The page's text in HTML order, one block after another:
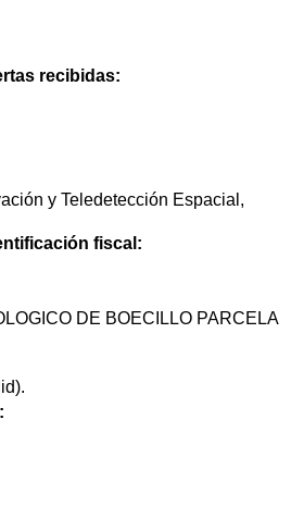
recibidas:
y Teledetección Espacial,
fiscal:
DE BOECILLO PARCELA